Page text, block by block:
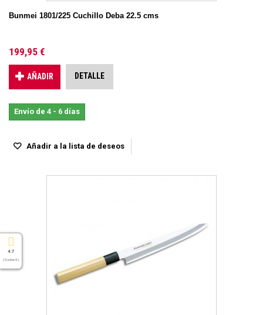
Bunmei 1801/225 Cuchillo Deba 22.5 cms
199,95 €
AÑADIR DETALLE
Envío de 4 - 6 días
Añadir a la lista de deseos
4.7
( Sobre 5 )